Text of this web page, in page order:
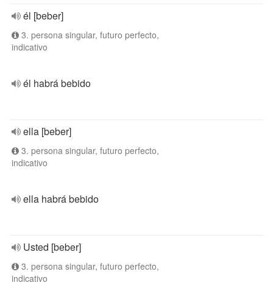
él [beber]
3. persona singular, futuro perfecto,
indicativo
él habrá bebido
ella [beber]
3. persona singular, futuro perfecto,
indicativo
ella habrá bebido
Usted [beber]
3. persona singular, futuro perfecto,
indicativo